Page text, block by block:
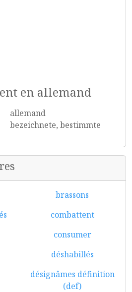
en allemand
allemand
bezeichnete, bestimmte
brassons
combattent
consumer
déshabillés
désignâmes définition
(def)